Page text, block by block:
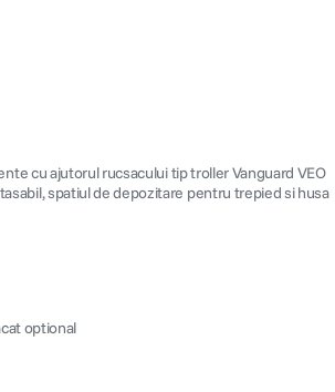
cu ajutorul rucsacului tip troller Vanguard VEO
spatiul de depozitare pentru trepied si husa
optional